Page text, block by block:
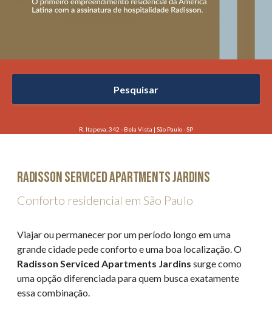
Pesquisar
R. Itapeva, 342 - Bela Vista | São Paulo - SP
Radisson Serviced Apartments Jardins
Conforto residencial em São Paulo
Viajar ou permanecer por um período longo em uma
grande cidade pede conforto e uma boa localização. O
Radisson Serviced Apartments Jardins surge como
uma opção diferenciada para quem busca exatamente
essa combinação.